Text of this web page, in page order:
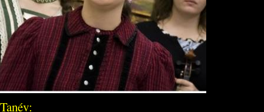
Tanév: